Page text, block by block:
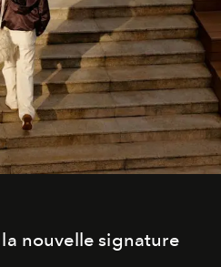
la nouvelle signature